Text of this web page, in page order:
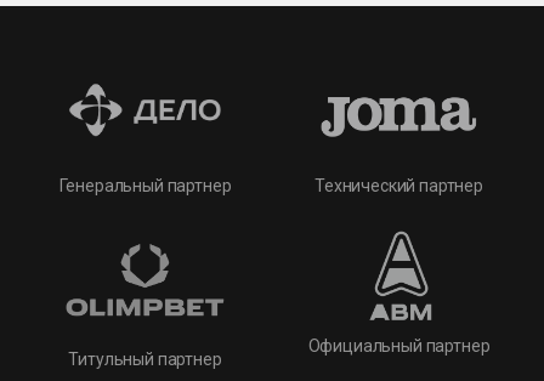
Генеральный партнер
Титульный партнер
Технический партнер
Официальный партнер